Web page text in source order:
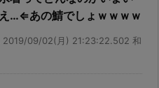
…⇐あの鯖でしょｗｗｗｗ
2019/09/02(月) 21:23:22.502 和